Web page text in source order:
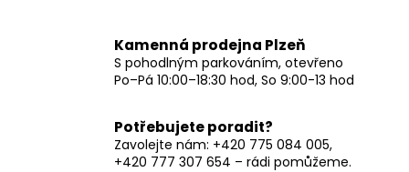
Kamenná prodejna Plzeň
S pohodlným parkováním, otevřeno
Po–Pá 10:00–18:30 hod, So 9:00-13 hod
Potřebujete poradit?
Zavolejte nám: +420 775 084 005,
+420 777 307 654 – rádi pomůžeme.